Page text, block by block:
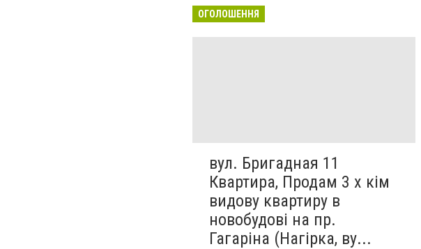
ОГОЛОШЕННЯ
вул. Бригадная 11
Квартира, Продам 3 х кім
видову квартиру в
новобудові на пр.
Гагаріна (Нагірка, ву...